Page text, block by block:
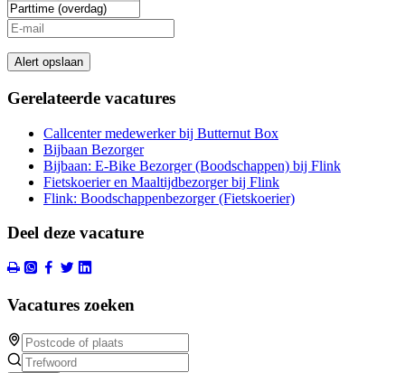
Alert opslaan
Gerelateerde vacatures
Callcenter medewerker bij Butternut Box
Bijbaan Bezorger
Bijbaan: E-Bike Bezorger (Boodschappen) bij Flink
Fietskoerier en Maaltijdbezorger bij Flink
Flink: Boodschappenbezorger (Fietskoerier)
Deel deze vacature
Vacatures zoeken